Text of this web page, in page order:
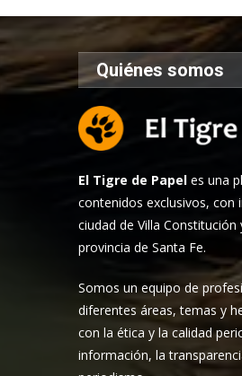
Quiénes somos
El Tigre de Papel es una
contenidos exclusivos, con
ciudad de Villa
provincia de Santa Fe.
Somos un equipo de
diferentes áreas, temas y
con la ética y la calidad
información, la